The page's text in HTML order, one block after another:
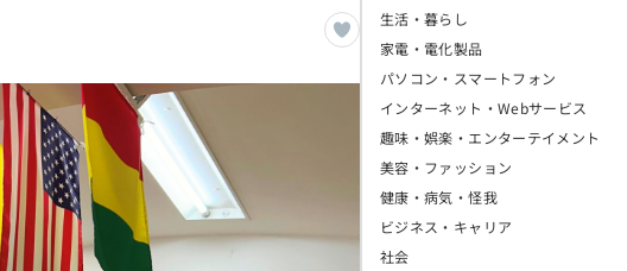
生活・暮らし
家電・電化製品
パソコン・スマートフォン
インターネット・Webサービス
趣味・娯楽・エンターテイメント
美容・ファッション
健康・病気・怪我
ビジネス・キャリア
社会